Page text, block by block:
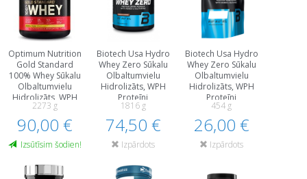
Optimum Nutrition
Gold Standard
100% Whey Sūkalu
Olbaltumvielu
Hidrolizāts, WPH
Proteīni
2273 g
90,00 €
Izsūtīsim šodien!
Biotech Usa Hydro
Whey Zero Sūkalu
Olbaltumvielu
Hidrolizāts, WPH
Proteīni
1816 g
74,50 €
Izpārdots
Biotech Usa Hydro
Whey Zero Sūkalu
Olbaltumvielu
Hidrolizāts, WPH
Proteīni
454 g
26,00 €
Izpārdots